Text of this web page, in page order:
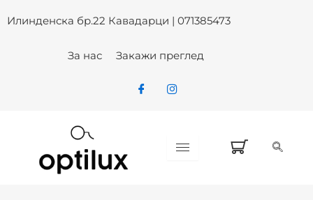
toИлинденска бр.22 Кавадарци | 071385473
За нас Закажи преглед